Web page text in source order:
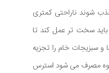
شوند ناراحتی کمتری
سخت تر عمل کند تا
سبزیجات خام را تجزیه
مصرف می شود استرس